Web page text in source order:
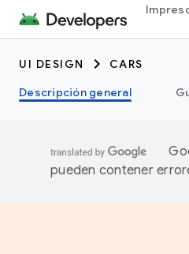
UI DESIGN
CARS
Descripción general
pueden contener